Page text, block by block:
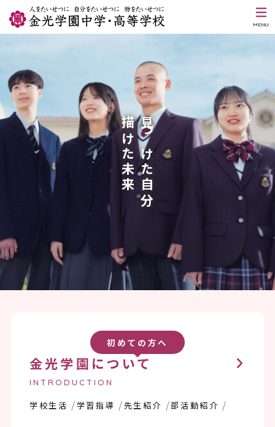
MENU
見つけた自分
描けた未来
初めての方へ
金光学園について
INTRODUCTION
学校生活 学習指導 先生紹介 部活動紹介